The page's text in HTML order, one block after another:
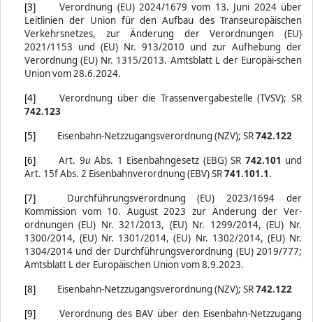
[3]
Verordnung (EU) 2024/1679 vom 13. Juni 2024 über
Leitlinien der Union für den Aufbau des Transeuropäischen
Verkehrsnetzes, zur Änderung der Verordnungen (EU)
2021/1153 und (EU) Nr. 913/2010 und zur Aufhebung der
Verordnung (EU) Nr. 1315/2013. Amtsblatt L der Europäi-schen
Union vom 28.6.2024.
[4]
Verordnung über die Trassenvergabestelle (TVSV); SR
742.123
[5]
Eisenbahn-Netzzugangsverordnung (NZV); SR742.122
[6]
Art. 9uAbs. 1 Eisenbahngesetz (EBG) SR 742.101 und
Art. 15f Abs. 2 Eisenbahnverordnung (EBV) SR741.101.1.
[7]
Durchführungsverordnung (EU) 2023/1694 der
Kommission vom 10. August 2023 zur Änderung der Ver-
ordnungen (EU) Nr. 321/2013, (EU) Nr. 1299/2014, (EU) Nr.
1300/2014, (EU) Nr. 1301/2014, (EU) Nr. 1302/2014, (EU) Nr.
1304/2014 und der Durchführungsverordnung (EU) 2019/777;
Amtsblatt L der Europäischen Union vom 8.9.2023.
[8]
Eisenbahn-Netzzugangsverordnung (NZV); SR742.122
[9]
Verordnung des BAV über den Eisenbahn-Netzzugang